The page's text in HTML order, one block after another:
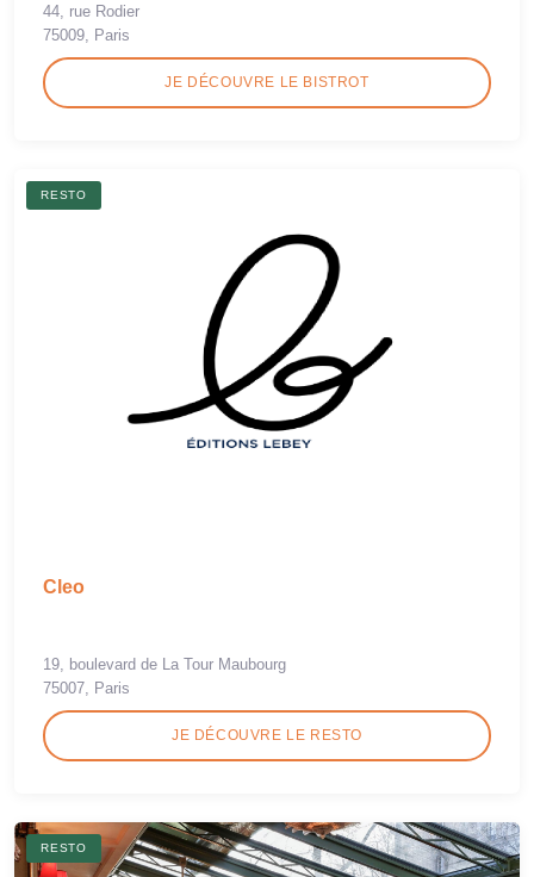
44, rue Rodier
75009, Paris
JE DÉCOUVRE LE BISTROT
RESTO
Cleo
19, boulevard de La Tour Maubourg
75007, Paris
JE DÉCOUVRE LE RESTO
RESTO